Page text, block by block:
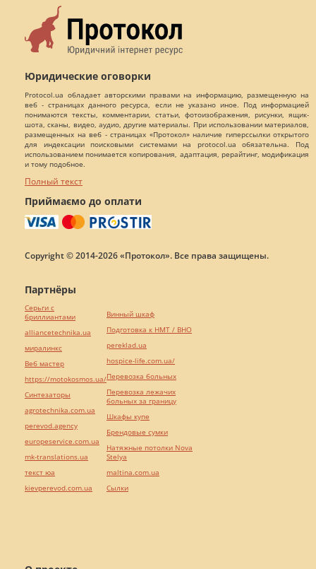
Юридические оговорки
Protocol.ua обладает авторскими правами на информацию, размещенную на
веб - страницах данного ресурса, если не указано иное. Под информацией
понимаются тексты, комментарии, статьи, фотоизображения, рисунки, ящик-
шота, сканы, видео, аудио, другие материалы. При использовании материалов,
размещенных на веб - страницах «Протокол» наличие гиперссылки открытого
для индексации поисковыми системами на protocol.ua обязательна. Под
использованием понимается копирования, адаптация, рерайтинг, модификация
и тому подобное.
Полный текст
Приймаємо до оплати
Copyright © 2014-2026 «Протокол». Все права защищены.
Партнёры
Серьги с
бриллиантами
alliancetechnika.ua
миралинкс
Веб мастер
https://motokosmos.ua/
Синтезаторы
agrotechnika.com.ua
perevod.agency
europeservice.com.ua
mk-translations.ua
текст юа
kievperevod.com.ua
Винный шкаф
Подготовка к НМТ / ВНО
pereklad.ua
hospice-life.com.ua/
Перевозка больных
Перевозка лежачих
больных за границу
Шкафы купе
Брендовые сумки
Натяжные потолки Nova
Stelya
maltina.com.ua
Cылки